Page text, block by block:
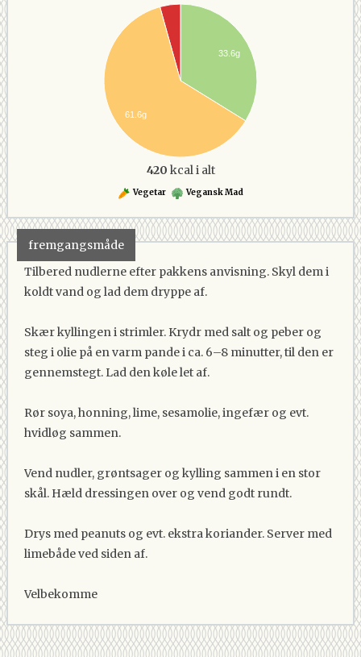
33.6g
61.6g
420 kcal i alt
Vegetar Vegansk Mad
fremgangsmåde
Tilbered nudlerne efter pakkens anvisning. Skyl dem i
koldt vand og lad dem dryppe af.
Skær kyllingen i strimler. Krydr med salt og peber og
steg i olie på en varm pande i ca. 6–8 minutter, til den er
gennemstegt. Lad den køle let af.
Rør soya, honning, lime, sesamolie, ingefær og evt.
hvidløg sammen.
Vend nudler, grøntsager og kylling sammen i en stor
skål. Hæld dressingen over og vend godt rundt.
Drys med peanuts og evt. ekstra koriander. Server med
limebåde ved siden af.
Velbekomme